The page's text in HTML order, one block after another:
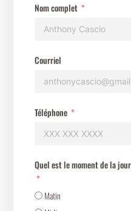
Nom complet
Courriel
Téléphone
Quel est le moment de la
Matin